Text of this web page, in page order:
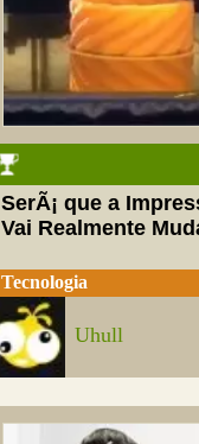
SerÃ¡ que a
Vai Realmente
Tecnologia
Uhull